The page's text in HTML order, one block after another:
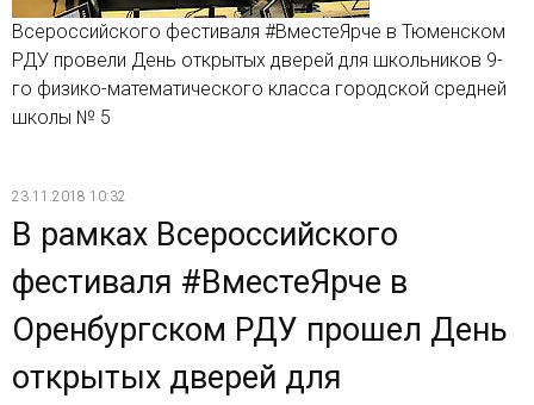
Всероссийского фестиваля #ВместеЯрче в Тюменском
РДУ провели День открытых дверей для школьников 9-
го физико-математического класса городской средней
школы № 5
23.11.2018 10:32
В рамках Всероссийского
фестиваля #ВместеЯрче в
Оренбургском РДУ прошел День
открытых дверей для